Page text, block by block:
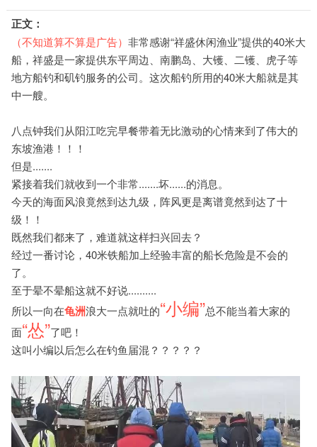
正文：
（不知道算不算是广告） 非常感谢“祥盛休闲渔业”提供的40米大
船， 祥盛是一家提供东平周边、南鹏岛、 大镬、二镬、虎子等
地方船钓和矶钓服务的公司。这次船钓所用的40米大船就是其
中一艘。
八点钟我们从阳江吃完早餐带着无比激动的心情来到了伟大的
东坡渔港！！！
但是.......
紧接着我们就收到一个非常.......坏......的消息。
今天的海面风浪竟然到达九级，阵风更是离谱竟然到达了十
级！！
既然我们都来了，难道就这样扫兴回去？
经过一番讨论，40米铁船加上经验丰富的船长危险是不会的
了。
至于晕不晕船这就不好说..........
所以一向在龟洲浪大一点就吐的“小编”总不能当着大家的
面“怂”了吧！
这叫小编以后怎么在钓鱼届混？？？？？